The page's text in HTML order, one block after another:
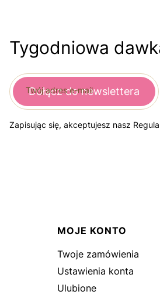
Tygodniowa
Twój adres e-mail
Dołącz do newslettera
Zapisując się, akceptujesz nasz
MOJE KONTO
Twoje zamówienia
Ustawienia konta
Ulubione